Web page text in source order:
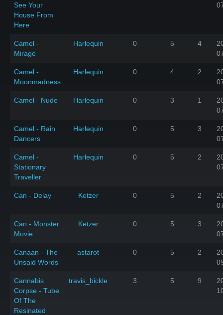
See Your
House From
Here
Camel -
Mirage
Harlequin 0 5 4
Camel -
Moonmadness
Harlequin 0 4 2
Camel - Nude Harlequin 0 3 1
Camel - Rain
Dancers
Harlequin 0 5 3
Camel -
Stationary
Traveller
Harlequin 0 5 2
Can - Delay Ketzer 0 5 2
Can - Monster
Movie
Ketzer 0 5 3
Canaan - The
Unsaid Words
astarot 0 5 2
Cannabis
Corpse - Tube
Of The
Resinated
travis_bickle 3 5 9